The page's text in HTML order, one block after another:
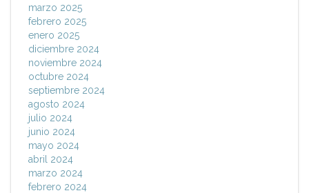
marzo 2025
febrero 2025
enero 2025
diciembre 2024
noviembre 2024
octubre 2024
septiembre 2024
agosto 2024
julio 2024
junio 2024
mayo 2024
abril 2024
marzo 2024
febrero 2024